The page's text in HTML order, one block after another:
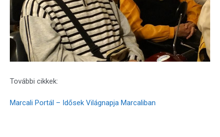
További cikkek:
Marcali Portál – Idősek Világnapja Marcaliban